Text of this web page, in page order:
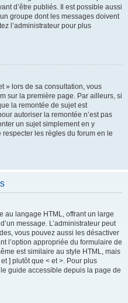
d’être publiés. Il est possible aussi
groupe dont les messages doivent
l’administrateur pour plus
» lors de sa consultation, vous
sur la première page. Par ailleurs, si
la remontée de sujet est
autoriser la remontée n’est pas
un sujet simplement en y
les règles du forum en le
au langage HTML, offrant un large
message. L’administrateur peut
vous pouvez aussi les désactiver
l’option appropriée du formulaire de
est similaire au style HTML, mais
] plutôt que < et >. Pour plus
guide accessible depuis la page de